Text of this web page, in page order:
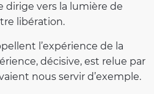
dirige vers la lumière de
libération.
l’expérience de la
décisive, est relue par
nous servir d’exemple.